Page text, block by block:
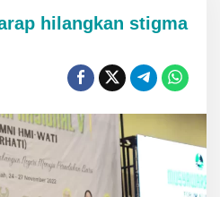
hilangkan stigma